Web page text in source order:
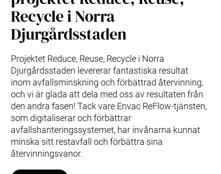
Recycle i Norra
Djurgårdsstaden
Projektet Reduce, Reuse, Recycle i Norra
Djurgårdsstaden levererar fantastiska resultat
inom avfallsminskning och förbättrad återvinning,
och vi är glada att dela med oss av resultaten från
den andra fasen! Tack vare Envac ReFlow-tjänsten,
som digitaliserar och förbättrar
avfallshanteringssystemet, har invånarna kunnat
minska sitt restavfall och förbättra sina
återvinningsvanor.